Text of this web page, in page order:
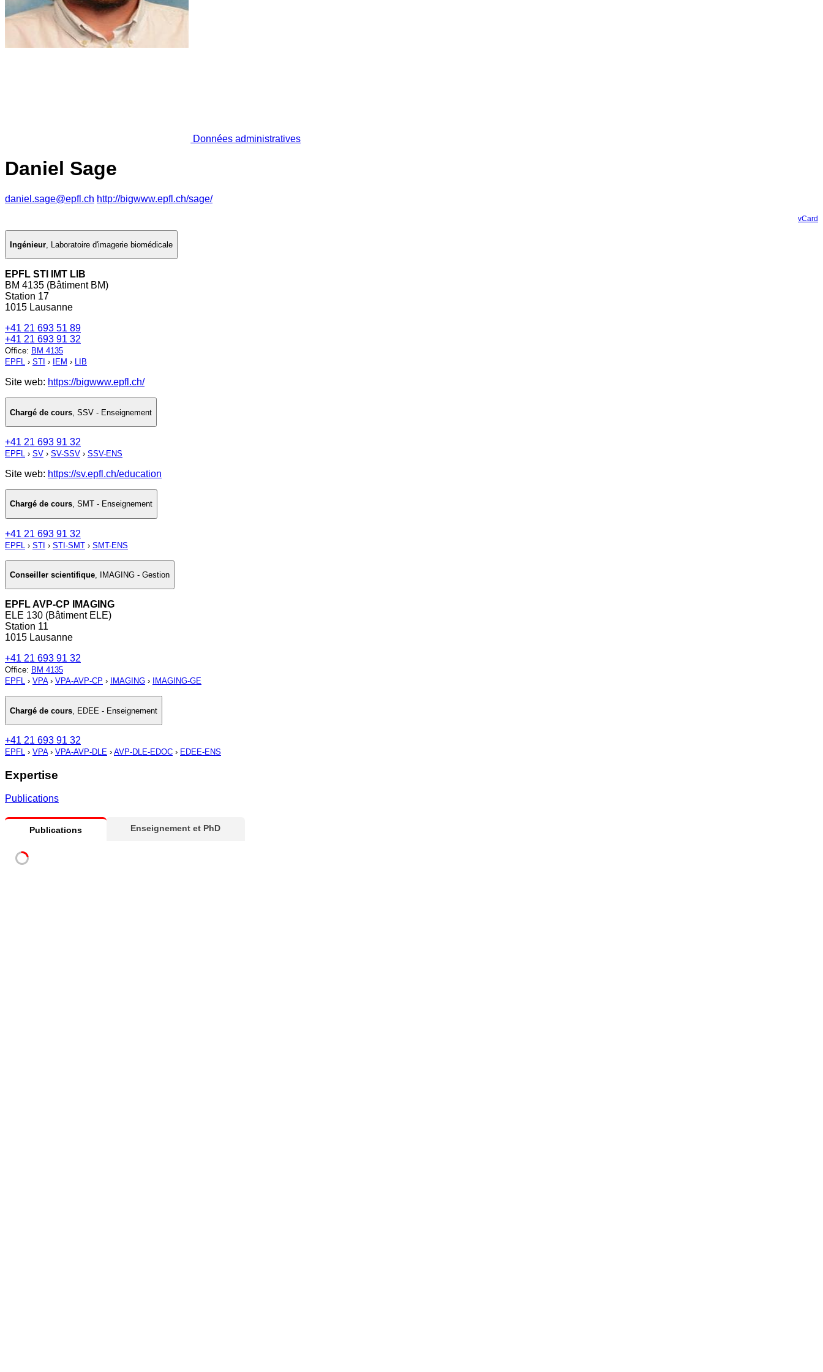
Données administratives
Daniel Sage
daniel.sage@epfl.ch http://bigwww.epfl.ch/sage/
vCard
Ingénieur, Laboratoire d'imagerie biomédicale
EPFL STI IMT LIB
BM 4135 (Bâtiment BM)
Station 17
1015 Lausanne
+41 21 693 51 89
+41 21 693 91 32
Office: BM 4135
EPFL › STI › IEM › LIB
Site web: https://bigwww.epfl.ch/
Chargé de cours SSV - Enseignement
+41 21 693 91 32
EPFL › SV › SV-SSV › SSV-ENS
Site web: https://sv.epfl.ch/education
Chargé de cours, SMT - Enseignement
+41 21 693 91 32
EPFL › STI › STI-SMT › SMT-ENS
Conseiller scientifique, IMAGING - Gestion
EPFL AVP-CP IMAGING
ELE 130 (Bâtiment ELE)
Station 11
1015 Lausanne
+41 21 693 91 32
Office: BM 4135
EPFL › VPA› VPA-AVP-CP › IMAGING › IMAGING-GE
Chargé de cours EDEE - Enseignement
+41 21 693 91 32
EPFL › VPA› VPA-AVP-DLE › AVP-DLE-EDOC › EDEE-ENS
Expertise
Publications
Publications Enseignement et PhD